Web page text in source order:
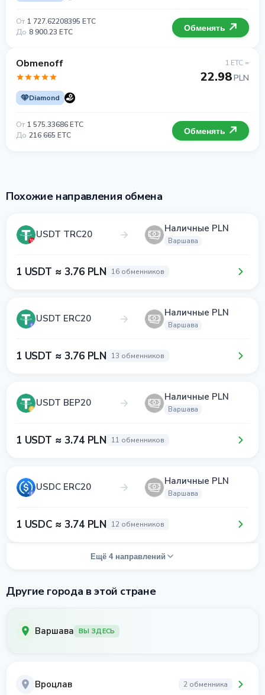
От 1 727.62208395 ETC
До 8 900.23 ETC Обменять
Obmenoff
Diamond
1 ETC =
22.98PLN
От 1 575.33686 ETC
До 216 665 ETC Обменять
Похожие направления обмена
USDT TRC20 Наличные PLN
Варшава
1 USDT ≈ 3.76 PLN 16 обменников
USDT ERC20 Наличные PLN
Варшава
1 USDT ≈ 3.76 PLN 13 обменников
USDT BEP20 Наличные PLN
Варшава
1 USDT ≈ 3.74 PLN 11 обменников
USDC ERC20 Наличные PLN
Варшава
1 USDC ≈ 3.74 PLN 12 обменников
Ещё 4 направлений
Другие города в этой стране
Варшава ВЫ ЗДЕСЬ
Вроцлав 2 обменника